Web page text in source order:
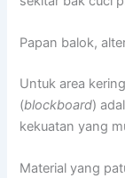
Papan balok,
Untuk area
(blockboard)
kekuatan yang
Material yang